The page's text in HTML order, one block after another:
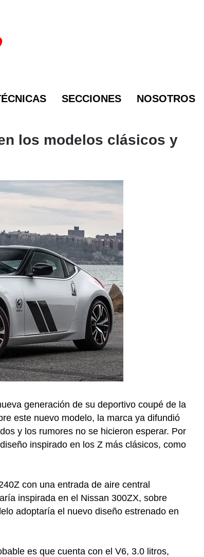
SECCIONES NOSOTROS
los modelos clásicos y
generación de su deportivo coupé de la
este nuevo modelo, la marca ya difundió
y los rumores no se hicieron esperar. Por
inspirado en los Z más clásicos, como
con una entrada de aire central
inspirada en el Nissan 300ZX, sobre
adoptaría el nuevo diseño estrenado en
es que cuenta con el V6, 3.0 litros,